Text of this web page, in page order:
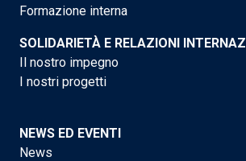
Formazione interna
SOLIDARIETÀ E RELAZIONI
Il nostro impegno
I nostri progetti
NEWS ED EVENTI
News